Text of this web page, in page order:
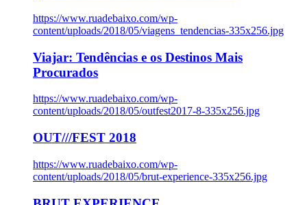
https://www.ruadebaixo.com/wp-
content/uploads/2018/05/viagens_tendencias-335x256.jpg
Viajar: Tendências e os Destinos Mais
Procurados
https://www.ruadebaixo.com/wp-
content/uploads/2018/05/outfest2017-8-335x256.jpg
OUT///FEST 2018
https://www.ruadebaixo.com/wp-
content/uploads/2018/05/brut-experience-335x256.jpg